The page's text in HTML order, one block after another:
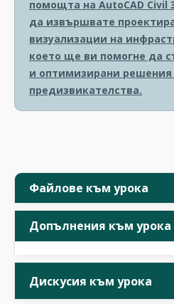
Файлове към урока
Допълнения към урока
Дискусия към урока
помощта на AutoCAD Civil
да извършвате
визуализации на
което ще ви помогне да
и оптимизирани решения
предизвикателства.